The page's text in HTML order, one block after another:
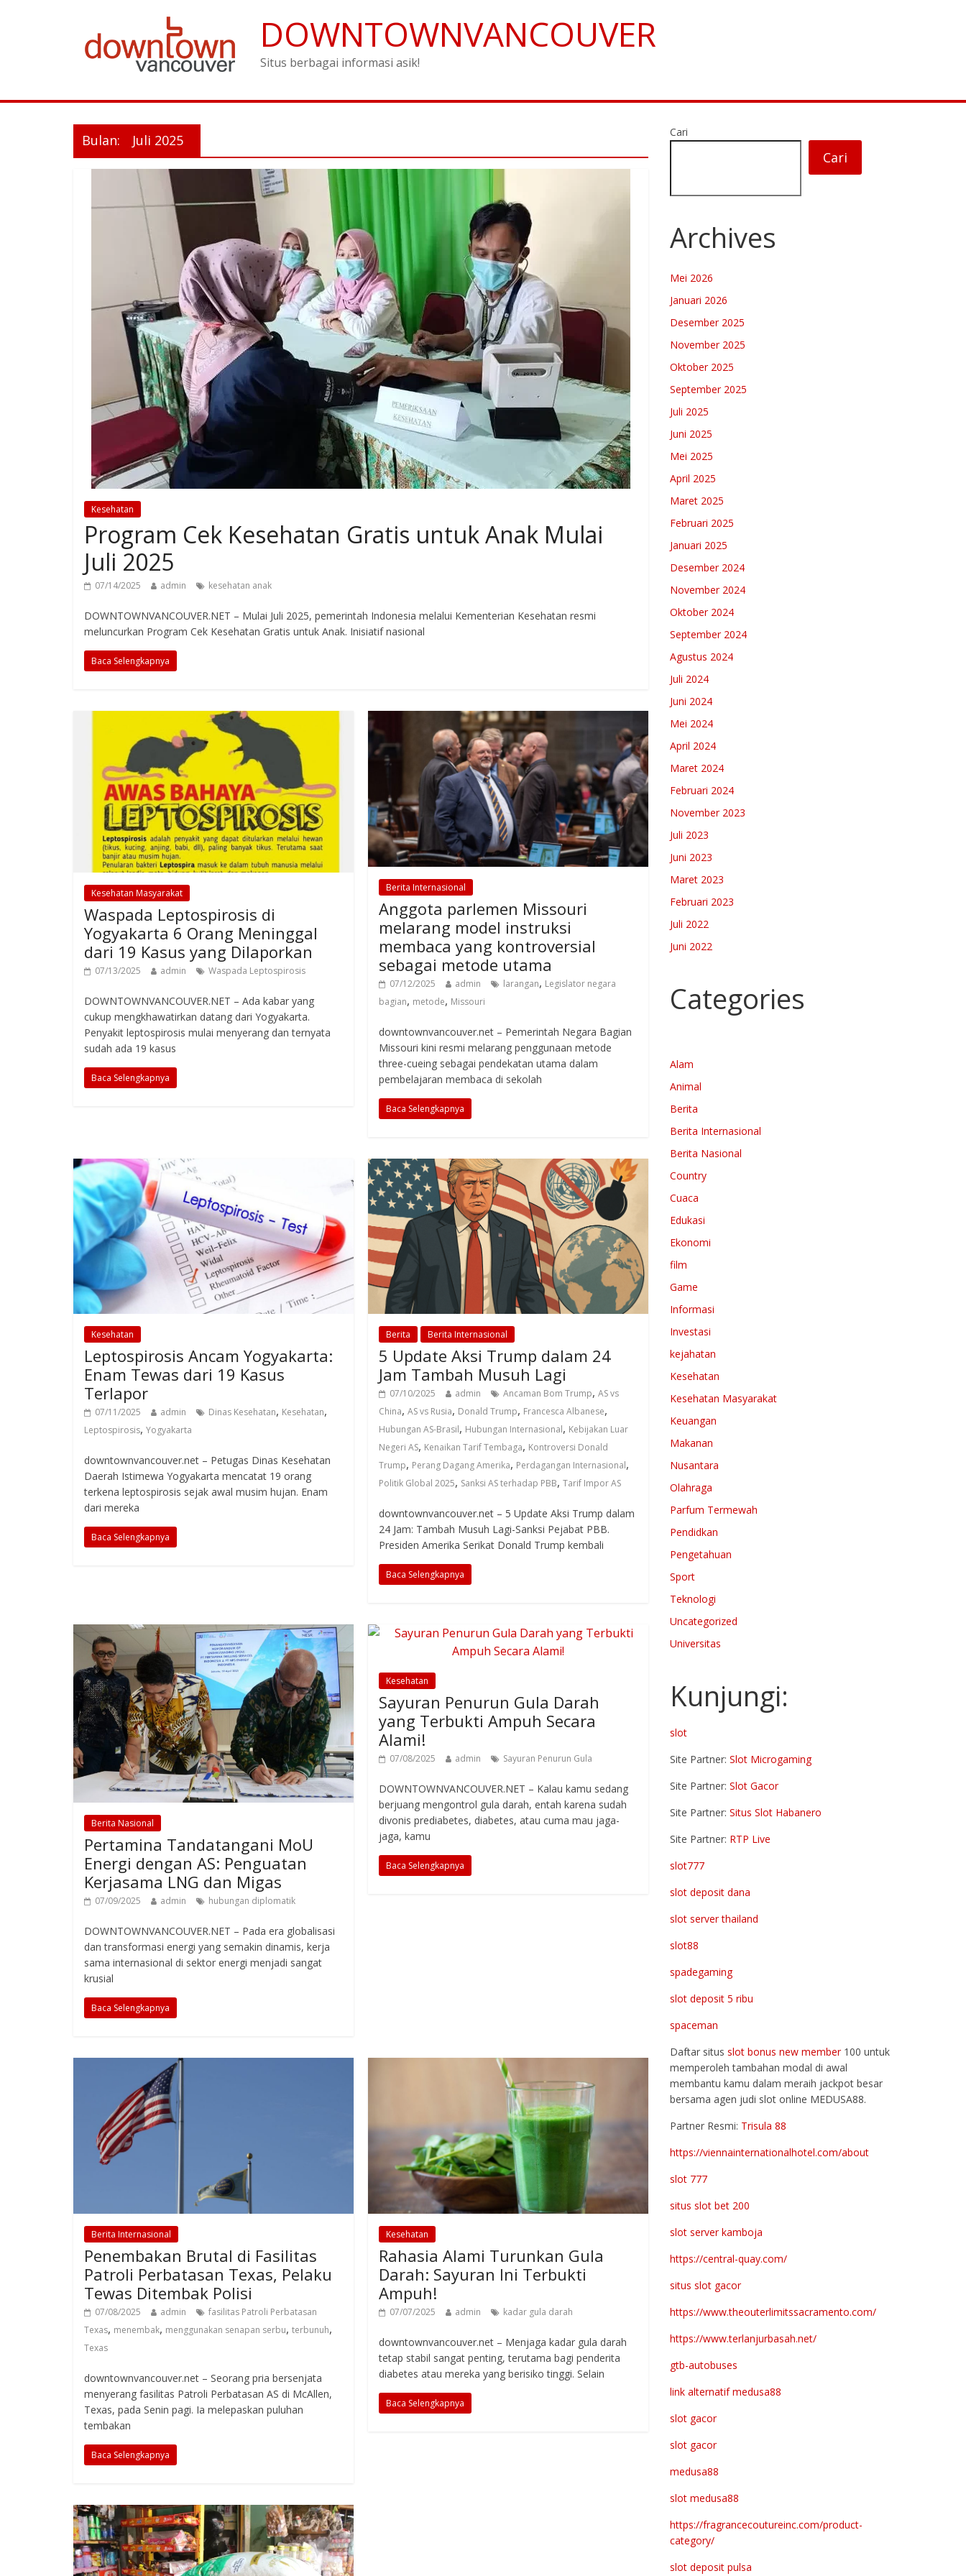
DOWNTOWNVANCOUVER
Situs berbagai informasi asik!
Bulan: Juli 2025
Kesehatan
Program Cek Kesehatan Gratis untuk Anak Mulai
Juli 2025
07/14/2025 admin kesehatan anak
DOWNTOWNVANCOUVER.NET – Mulai Juli 2025, pemerintah Indonesia melalui Kementerian Kesehatan resmi
meluncurkan Program Cek Kesehatan Gratis untuk Anak. Inisiatif nasional
Baca Selengkapnya
Kesehatan Masyarakat
Waspada Leptospirosis di
Yogyakarta 6 Orang Meninggal
dari 19 Kasus yang Dilaporkan
07/13/2025 admin Waspada Leptospirosis
DOWNTOWNVANCOUVER.NET – Ada kabar yang
cukup mengkhawatirkan datang dari Yogyakarta.
Penyakit leptospirosis mulai menyerang dan ternyata
sudah ada 19 kasus
Baca Selengkapnya
Berita Internasional
Anggota parlemen Missouri
melarang model instruksi
membaca yang kontroversial
sebagai metode utama
07/12/2025 admin larangan, Legislator negara
bagian, metode, Missouri
downtownvancouver.net – Pemerintah Negara Bagian
Missouri kini resmi melarang penggunaan metode
three-cueing sebagai pendekatan utama dalam
pembelajaran membaca di sekolah
Baca Selengkapnya
Kesehatan
Leptospirosis Ancam Yogyakarta:
Enam Tewas dari 19 Kasus
Terlapor
07/11/2025 admin Dinas Kesehatan, Kesehatan,
Leptospirosis, Yogyakarta
downtownvancouver.net – Petugas Dinas Kesehatan
Daerah Istimewa Yogyakarta mencatat 19 orang
terkena leptospirosis sejak awal musim hujan. Enam
dari mereka
Baca Selengkapnya
Berita Berita Internasional
5 Update Aksi Trump dalam 24
Jam Tambah Musuh Lagi
07/10/2025 admin Ancaman Bom Trump,AS vs
China,AS vs Rusia, Donald Trump, Francesca Albanese,
Hubungan AS-Brasil, Hubungan Internasional, Kebijakan Luar
Negeri AS, Kenaikan Tarif Tembaga, Kontroversi Donald
Trump, Perang Dagang Amerika, Perdagangan Internasional,
Politik Global 2025, Sanksi AS terhadap PBB,Tarif Impor AS
downtownvancouver.net – 5 Update Aksi Trump dalam
24 Jam: Tambah Musuh Lagi-Sanksi Pejabat PBB.
Presiden Amerika Serikat Donald Trump kembali
Baca Selengkapnya
Berita Nasional
Pertamina Tandatangani MoU
Energi dengan AS: Penguatan
Kerjasama LNG dan Migas
07/09/2025 admin hubungan diplomatik
DOWNTOWNVANCOUVER.NET – Pada era globalisasi
dan transformasi energi yang semakin dinamis, kerja
sama internasional di sektor energi menjadi sangat
krusial
Baca Selengkapnya
Kesehatan
Sayuran Penurun Gula Darah
yang Terbukti Ampuh Secara
Alami!
07/08/2025 admin Sayuran Penurun Gula
DOWNTOWNVANCOUVER.NET – Kalau kamu sedang
berjuang mengontrol gula darah, entah karena sudah
divonis prediabetes, diabetes, atau cuma mau jaga-
jaga, kamu
Baca Selengkapnya
Berita Internasional
Penembakan Brutal di Fasilitas
Patroli Perbatasan Texas, Pelaku
Tewas Ditembak Polisi
07/08/2025 admin
fasilitas Patroli Perbatasan
Texas, menembak, menggunakan senapan serbu, terbunuh,
Texas
downtownvancouver.net – Seorang pria bersenjata
menyerang fasilitas Patroli Perbatasan AS di McAllen,
Texas, pada Senin pagi. Ia melepaskan puluhan
tembakan
Baca Selengkapnya
Kesehatan
Rahasia Alami Turunkan Gula
Darah: Sayuran Ini Terbukti
Ampuh!
07/07/2025 admin kadar gula darah
downtownvancouver.net – Menjaga kadar gula darah
tetap stabil sangat penting, terutama bagi penderita
diabetes atau mereka yang berisiko tinggi. Selain
Baca Selengkapnya
Cari
Cari
Archives
Mei 2026
Januari 2026
Desember 2025
November 2025
Oktober 2025
September 2025
Juli 2025
Juni 2025
Mei 2025
April 2025
Maret 2025
Februari 2025
Januari 2025
Desember 2024
November 2024
Oktober 2024
September 2024
Agustus 2024
Juli 2024
Juni 2024
Mei 2024
April 2024
Maret 2024
Februari 2024
November 2023
Juli 2023
Juni 2023
Maret 2023
Februari 2023
Juli 2022
Juni 2022
Categories
Alam
Animal
Berita
Berita Internasional
Berita Nasional
Country
Cuaca
Edukasi
Ekonomi
film
Game
Informasi
Investasi
kejahatan
Kesehatan
Kesehatan Masyarakat
Keuangan
Makanan
Nusantara
Olahraga
Parfum Termewah
Pendidkan
Pengetahuan
Sport
Teknologi
Uncategorized
Universitas
Kunjungi:
slot
Site Partner: Slot Microgaming
Site Partner: Slot Gacor
Site Partner: Situs Slot Habanero
Site Partner: RTP Live
slot777
slot deposit dana
slot server thailand
slot88
spadegaming
slot deposit 5 ribu
spaceman
Daftar situs slot bonus new member100 untuk
memperoleh tambahan modal di awal
membantu kamu dalam meraih jackpot besar
bersama agen judi slot online MEDUSA88.
Partner Resmi: Trisula 88
https://viennainternationalhotel.com/about
slot 777
situs slot bet 200
slot server kamboja
https://central-quay.com/
situs slot gacor
https://www.theouterlimitssacramento.com/
https://www.terlanjurbasah.net/
gtb-autobuses
link alternatif medusa88
slot gacor
slot gacor
medusa88
slot medusa88
https://fragrancecoutureinc.com/product-
category/
slot deposit pulsa